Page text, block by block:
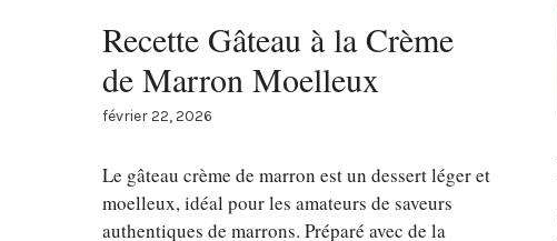
Recette Gâteau à la Crème
de Marron Moelleux
février 22, 2026
Le gâteau crème de marron est un dessert léger et
moelleux, idéal pour les amateurs de saveurs
authentiques de marrons. Préparé avec de la